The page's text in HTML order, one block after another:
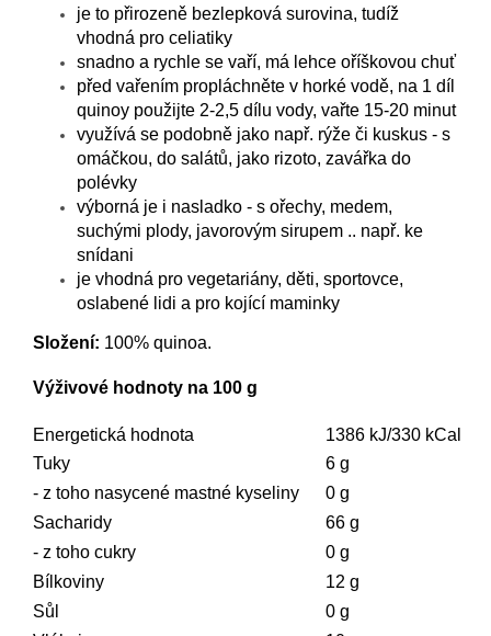
je to přirozeně bezlepková surovina, tudíž
vhodná pro celiatiky
snadno a rychle se vaří, má lehce oříškovou chuť
před vařením propláchněte v horké vodě, na 1 díl
quinoy použijte 2-2,5 dílu vody, vařte 15-20 minut
využívá se podobně jako např. rýže či kuskus - s
omáčkou, do salátů, jako rizoto, zavářka do
polévky
výborná je i nasladko - s ořechy, medem,
suchými plody, javorovým sirupem .. např. ke
snídani
je vhodná pro vegetariány, děti, sportovce,
oslabené lidi a pro kojící maminky
Složení: 100% quinoa.
Výživové hodnoty na 100 g
Energetická hodnota
1386 kJ/330 kCal
Tuky
6 g
- z toho nasycené mastné kyseliny
0 g
Sacharidy
66 g
- z toho cukry
0 g
Bílkoviny
12 g
Sůl
0 g